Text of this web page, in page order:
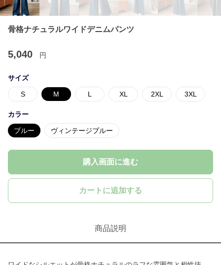
骨格ナチュラルワイドデニムパンツ
5,040 円
サイズ
S M L XL 2XL 3XL
カラー
ブルー ヴィンテージブルー
購入画面に進む
カートに追加する
商品説明